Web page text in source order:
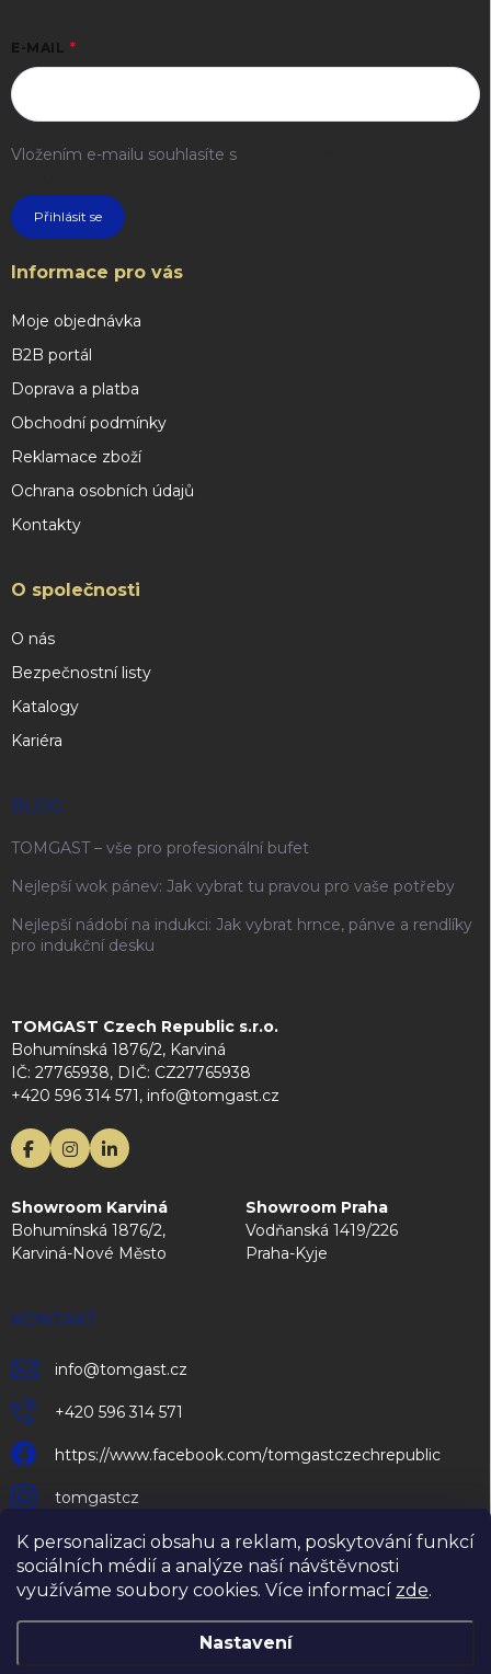
K personalizaci obsahu a reklam, poskytování funkcí
sociálních médií a analýze naší návštěvnosti
využíváme soubory cookies. Více informací zde.
Nastavení
E-MAIL
Vložením e-mailu souhlasíte s
Přihlásit se
Informace pro vás
Moje objednávka
B2B portál
Doprava a platba
Obchodní podmínky
Reklamace zboží
Ochrana osobních údajů
Kontakty
O společnosti
O nás
Bezpečnostní listy
Katalogy
Kariéra
BLOG
TOMGAST – vše pro profesionální bufet
Nejlepší wok pánev: Jak vybrat tu pravou pro vaše potřeby
Nejlepší nádobí na indukci: Jak vybrat hrnce, pánve a rendlíky
pro indukční desku
TOMGAST Czech Republic s.r.o.
Bohumínská 1876/2, Karviná
IČ: 27765938, DIČ: CZ27765938
+420 596 314 571, info@tomgast.cz
Showroom Karviná
Bohumínská 1876/2,
Karviná-Nové Město
Showroom Praha
Vodňanská 1419/226
Praha-Kyje
KONTAKT
info@tomgast.cz
+420 596 314 571
https://www.facebook.com/tomgastczechrepublic
tomgastcz